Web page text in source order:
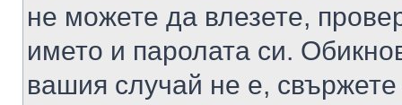
не можете да влезете,
името и паролата си.
вашия случай не е,